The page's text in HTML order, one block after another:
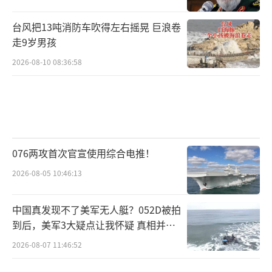
台风把13吨消防车吹得左右摇晃 巨浪卷
走9岁男孩
2026-08-10 08:36:58
076两攻首次官宣使用综合电推！
2026-08-05 10:46:13
中国真发现不了美军无人艇？052D被拍
到后，美军3大疑点让我怀疑 真相并非
如此
2026-08-07 11:46:52